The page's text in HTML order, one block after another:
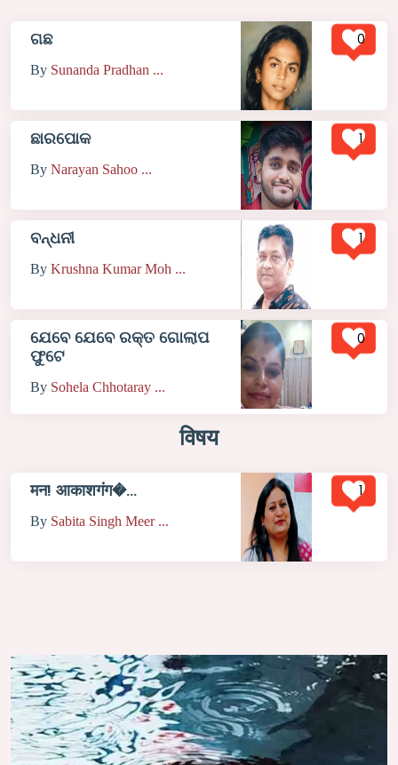
ଗଛ
By Sunanda Pradhan ...
0
ଛାରପୋକ
By Narayan Sahoo ...
1
ବନ୍ଧନୀ
By Krushna Kumar Moh ...
1
ଯେବେ ଯେବେ ରକ୍ତ ଗୋଲାପ
ଫୁଟେ
By Sohela Chhotaray ...
0
विषय
मन! आकाशगंग�...
By Sabita Singh Meer ...
1